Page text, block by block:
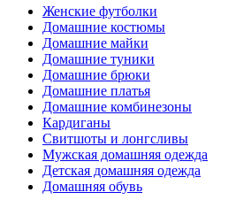
Женские футболки
Домашние костюмы
Домашние майки
Домашние туники
Домашние брюки
Домашние платья
Домашние комбинезоны
Кардиганы
Свитшоты и лонгсливы
Мужская домашняя одежда
Детская домашняя одежда
Домашняя обувь